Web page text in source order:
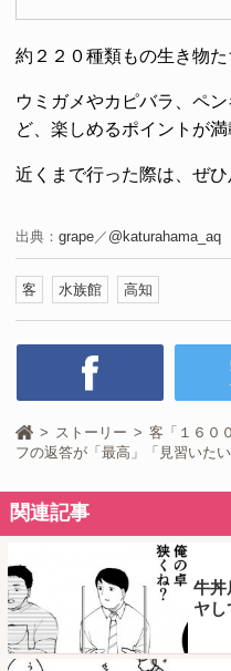
約２２０種類もの生き物
ウミガメやカピバラ、ペ
ど、楽しめるポイントが満
近くまで行った際は、ぜ
出典： grape ／ @katurahama_aq
客 水族館 高知
ストーリー
客「１６０
フの返答が「最高」「見習いたい
関連記事
牛
ヤし